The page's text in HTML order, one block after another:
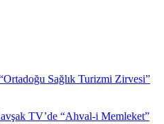
Sağlık Turizmi Zirvesi”
TV’de “Ahval-i Memleket”